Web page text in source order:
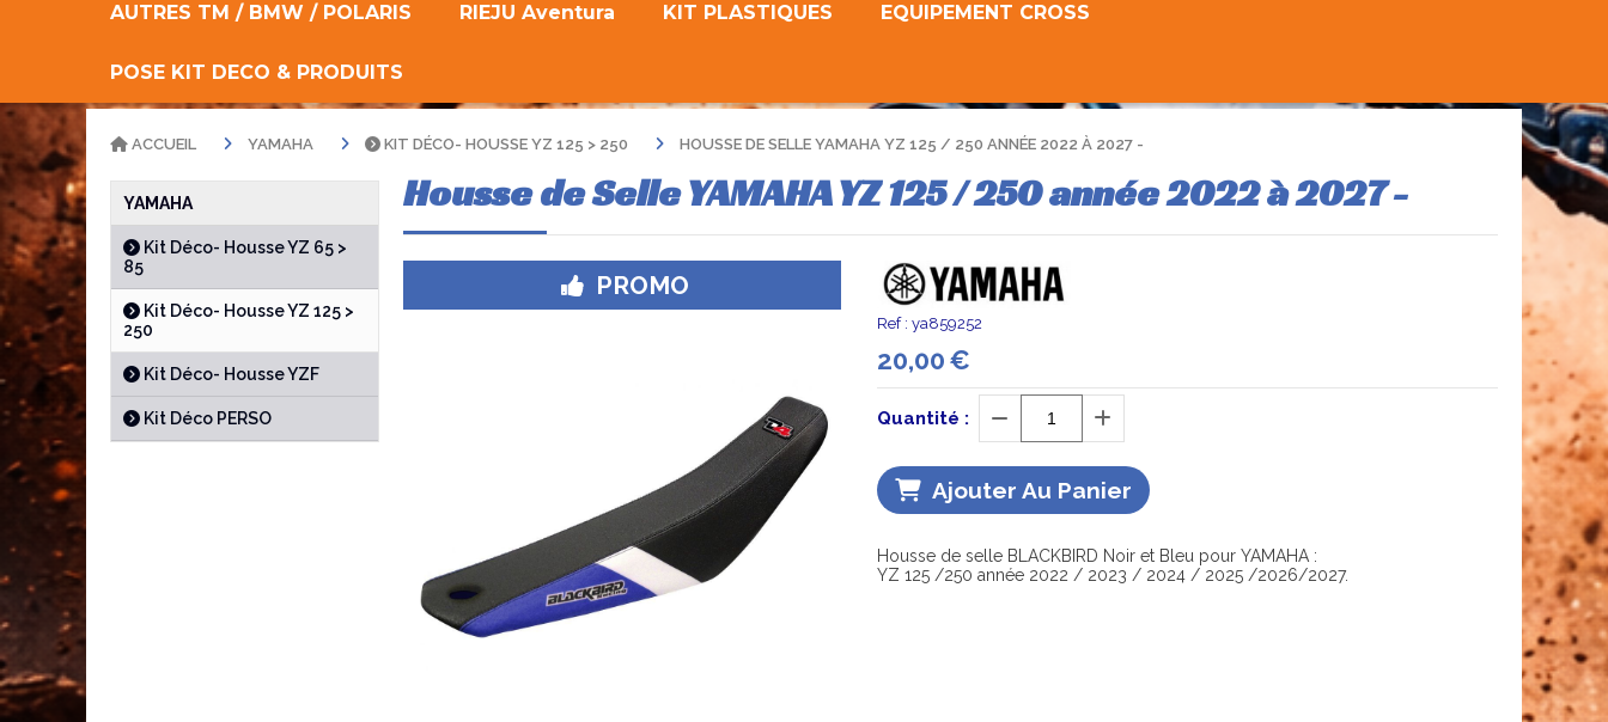
AUTRES TM / BMW / POLARIS RIEJU Aventura KIT PLASTIQUES EQUIPEMENT CROSS
POSE KIT DECO & PRODUITS
YAMAHA
Kit Déco- Housse YZ 65 >
85
Kit Déco- Housse YZ 125 >
250
Kit Déco- Housse YZF
Kit Déco PERSO
ACCUEIL YAMAHA KIT DÉCO- HOUSSE YZ 125 > 250 HOUSSE DE SELLE YAMAHA YZ 125 / 250 ANNÉE 2022 À 2027 -
Housse de Selle YAMAHA YZ 125 / 250 année 2022 à 2027 -
PROMO
Ref : ya859252
20,00€
Quantité :
Ajouter Au Panier
Housse de selle BLACKBIRD Noir et Bleu pour YAMAHA :
YZ 125 /250 année 2022 / 2023 / 2024 / 2025 /2026/2027.